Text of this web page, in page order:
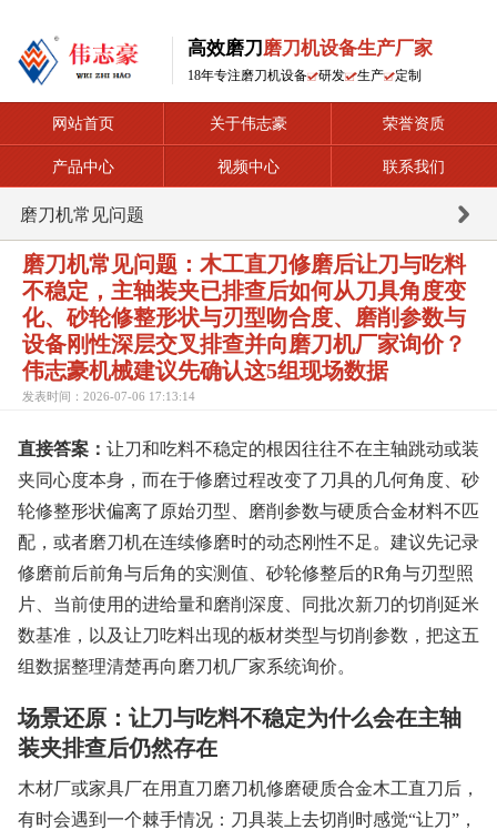
高效磨刀 磨刀机设备生产厂家
18年专注磨刀机设备 研发 生产 定制
网站首页 关于伟志豪 荣誉资质
产品中心 视频中心 联系我们
磨刀机常见问题
磨刀机常见问题：木工直刀修磨后让刀与吃料
不稳定，主轴装夹已排查后如何从刀具角度变
化、砂轮修整形状与刃型吻合度、磨削参数与
设备刚性深层交叉排查并向磨刀机厂家询价？
伟志豪机械建议先确认这5组现场数据
发表时间：2026-07-06 17:13:14
直接答案： 让刀和吃料不稳定的根因往往不在主轴跳动或装
夹同心度本身，而在于修磨过程改变了刀具的几何角度、砂
轮修整形状偏离了原始刃型、磨削参数与硬质合金材料不匹
配，或者磨刀机在连续修磨时的动态刚性不足。建议先记录
修磨前后前角与后角的实测值、砂轮修整后的R角与刃型照
片、当前使用的进给量和磨削深度、同批次新刀的切削延米
数基准，以及让刀吃料出现的板材类型与切削参数，把这五
组数据整理清楚再向磨刀机厂家系统询价。
场景还原：让刀与吃料不稳定为什么会在主轴
装夹排查后仍然存在
木材厂或家具厂在用直刀磨刀机修磨硬质合金木工直刀后，
有时会遇到一个棘手情况：刀具装上去切削时感觉“让刀”，